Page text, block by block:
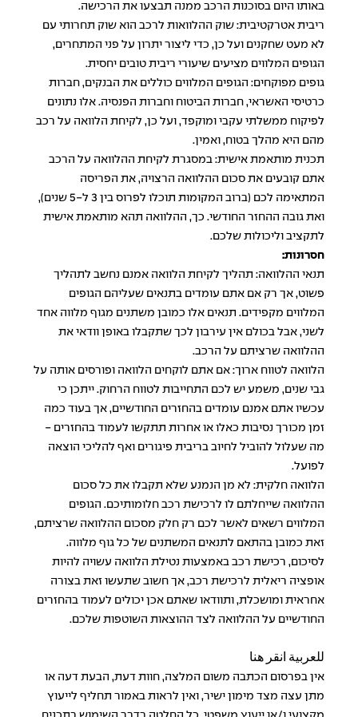
באותו היום בסוכנות הרכב ממנה תבצעו את הרכישה.
ריבית אטרקטיבית: שוק ההלוואות לרכב הוא שוק תחרותי עם
לא מעט שחקנים ועל כן, כדי ליצור יתרון על פני המתחרים,
הגופים המלווים מציעים שיעורי ריבית טובים יחסית.
גופים מפוקחים: הגופים המלווים כוללים את הבנקים, חברות
כרטיסי האשראי, חברות הביטוח וחברות הפנסיה. אלו נתונים
לפיקוח ממשלתי עקבי ומוקפד, ועל כן, לקיחת הלוואה על רכב
מהם היא מהלך בטוח, ואמין.
תכנית מותאמת אישית: במסגרת לקיחת ההלוואה על הרכב
אתם קובעים את סכום ההלוואה הרצויה, את הפריסה
המתאימה לכם (ברוב המקומות תוכלו לפרוס בין 3 ל-5 שנים),
ואת גובה ההחזר החודשי. כך, ההלוואה תהא מותאמת אישית
לתקציב וליכולות שלכם.
חסרונות:
תנאי ההלוואה: תהליך לקיחת הלוואה אמנם נחשב לתהליך
פשוט, אך רק אם אתם עומדים בתנאים שעליהם הגופים
המלווים מקפידים. תנאים אלו כמובן משתנים מגוף מלווה אחד
לשני, אבל בכולם אין עירבון לכך שתקבלו באופן וודאי את
ההלוואה שרציתם על הרכב.
הלוואה לטווח ארוך: אם אתם לוקחים הלוואה ופורסים אותה על
גבי שנים, משמע יש לכם התחייבות לטווח הרחוק. ייתכן כי
עכשיו אתם אמנם עומדים בהחזרים החודשיים, אך בעוד כמה
זמן מכורך נסיבות כאלו או אחרות תתקשו לעמוד בהחזרים -
מה שעלול להוביל לחיוב בריבית פיגורים ואף להליכי הוצאה
לפועל.
הלוואה חלקית: לא מן הנמנע שלא תקבלו את כל סכום
ההלוואה שייחלתם לו לרכישת רכב חלומותיכם. הגופים
המלווים רשאים לאשר לכם רק חלק מסכום ההלוואה שרציתם,
זאת כמובן בהתאם לתנאים המשתנים של כל גוף מלווה.
לסיכום, רכישת רכב באמצעות נטילת הלוואה עשויה להיות
אופציה ריאלית לרכישת רכב, אך חשוב שתעשו זאת בצורה
אחראית ומושכלת, ותוודאו שאתם אכן יכולים לעמוד בהחזרים
החודשיים על ההלוואה לצד ההוצאות השוטפות שלכם.
للعربية انقر هنا
אין בפרסום הכתבה משום המלצה, חוות דעת, הבעת דעה או
מתן עצה מצד מימון ישיר, ואין לראות באמור תחליף לייעוץ